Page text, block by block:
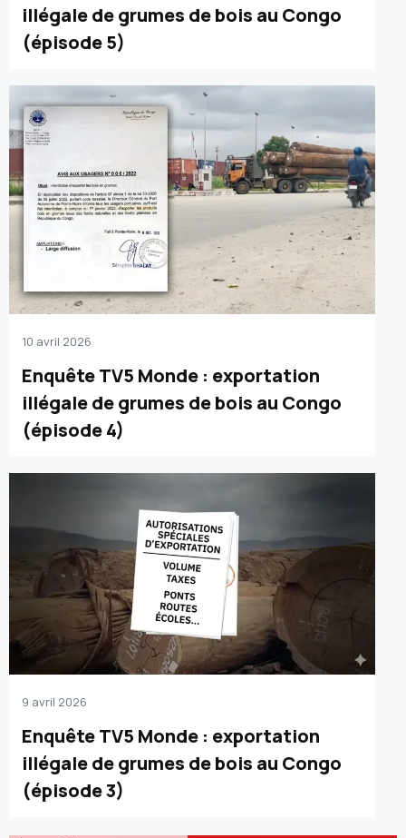
illégale de grumes de bois au Congo
(épisode 5)
10 avril 2026
Enquête TV5 Monde : exportation
illégale de grumes de bois au Congo
(épisode 4)
9 avril 2026
Enquête TV5 Monde : exportation
illégale de grumes de bois au Congo
(épisode 3)